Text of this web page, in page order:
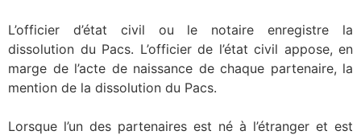
L’officier d’état civil ou le notaire enregistre la
dissolution du Pacs. L’officier de l’état civil appose, en
marge de l’acte de naissance de chaque partenaire, la
mention de la dissolution du Pacs.
Lorsque l’un des partenaires est né à l’étranger et est